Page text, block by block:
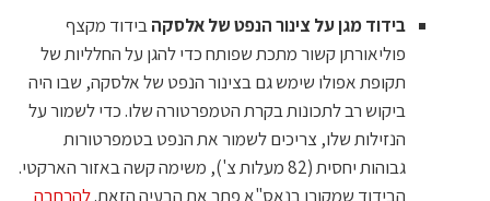
בידוד מגן על צינור הנפט של אלסקהבידוד מקצף
פוליאורתן קשור מתכת שפותח כדי להגן על החלליות של
תקופת אפולו שימש גם בצינור הנפט של אלסקה, שבו היה
ביקוש רב לתכונות בקרת הטמפרטורה שלו. כדי לשמור על
הנזילות שלו, צריכים לשמור את הנפט בטמפרטורות
גבוהות יחסית (82 מעלות צ'), משימה קשה באזור הארקטי.
הבידוד שמקורו בנאס"א פתר את הבעיה הזאת.להרחבה